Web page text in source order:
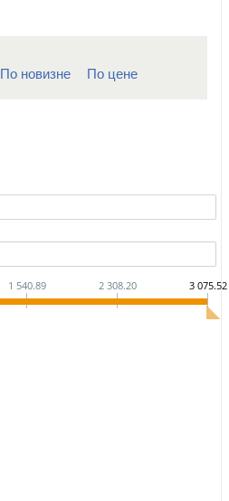
По новизне По цене
1 540.89 2 308.20 3 075.52